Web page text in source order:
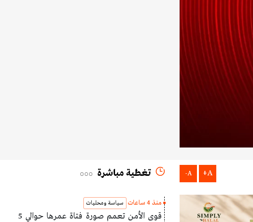
A+
A- تغطية مباشرة
منذ 4 ساعات سياسة ومحليات
قوى الأمن تعمم صورة فتاة عمرها حوالي 5